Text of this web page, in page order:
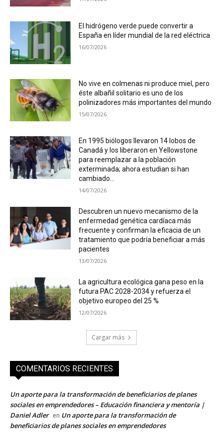
El hidrógeno verde puede convertir a
España en líder mundial de la red eléctrica
16/07/2026
No vive en colmenas ni produce miel, pero
éste albañil solitario es uno de los
polinizadores más importantes del mundo
15/07/2026
En 1995 biólogos llevaron 14 lobos de
Canadá y los liberaron en Yellowstone
para reemplazar a la población
exterminada; ahora estudian si han
cambiado...
14/07/2026
Descubren un nuevo mecanismo de la
enfermedad genética cardíaca más
frecuente y confirman la eficacia de un
tratamiento que podría beneficiar a más
pacientes
13/07/2026
La agricultura ecológica gana peso en la
futura PAC 2028-2034 y refuerza el
objetivo europeo del 25 %
12/07/2026
Cargar más
COMENTARIOS RECIENTES
Un aporte para la transformación de beneficiarios de planes
sociales en emprendedores – Educación financiera y mentoría |
Daniel Adler en Un aporte para la transformación de
beneficiarios de planes sociales en emprendedores